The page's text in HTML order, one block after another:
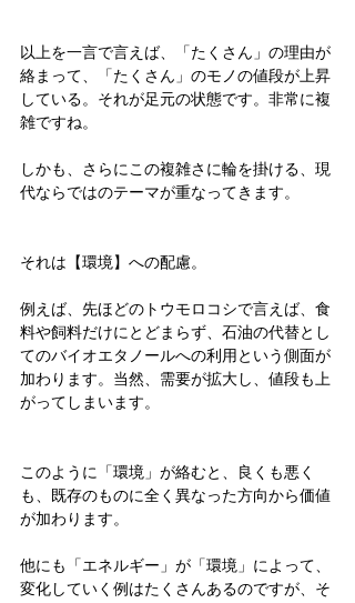
以上を一言で言えば、「たくさん」の理由が
絡まって、「たくさん」のモノの値段が上昇
している。それが足元の状態です。非常に複
雑ですね。
しかも、さらにこの複雑さに輪を掛ける、現
代ならではのテーマが重なってきます。
それは【環境】への配慮。
例えば、先ほどのトウモロコシで言えば、食
料や飼料だけにとどまらず、石油の代替とし
てのバイオエタノールへの利用という側面が
加わります。当然、需要が拡大し、値段も上
がってしまいます。
このように「環境」が絡むと、良くも悪く
も、既存のものに全く異なった方向から価値
が加わります。
他にも「エネルギー」が「環境」によって、
変化していく例はたくさんあるのですが、そ